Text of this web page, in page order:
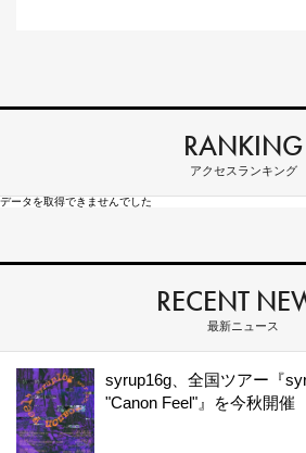
RANKING
アクセスランキング
データを取得できませんでした
RECENT
最新ニュース
syrup16g、全国ツアー『
"Canon Feel"』を今秋開催